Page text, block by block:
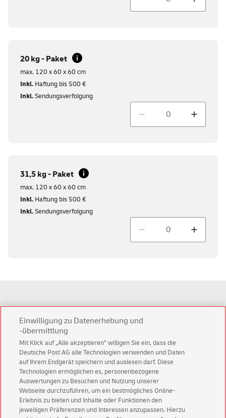
20 kg - Paket
max. 120 x 60 x 60 cm
Inkl. Haftung bis 500 €
Inkl.Sendungsverfolgung
31,5 kg - Paket
max. 120 x 60 x 60 cm
Inkl. Haftung bis 500 €
Inkl.Sendungsverfolgung
Ersparnis
Gesamtsumme
in den Warenkorb
Alle Preise sind Endpreise. Das Porto für Päckchen und Pakete bis 20 kg
Einwilligung zu Datenerhebung und
-übermittlung
Mit Klick auf „Alle akzeptieren” willigen Sie ein, dass die
Deutsche Post AG alle Technologien verwenden und Daten
auf Ihrem Endgerät speichern und auslesen darf. Diese
Technologien ermöglichen es, personenbezogene
Auswertungen zu Besuchen und Nutzung unserer
Webseite durchzuführen, um ein bestmögliches Online-
Erlebnis zu bieten und Inhalte oder Funktionen den
jeweiligen Präferenzen und Interessen anzupassen. Hierzu